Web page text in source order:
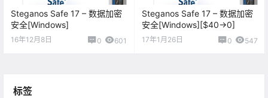
Steganos Safe 17 – 数据加密
安全[Windows]
16年12月8日 0 601
Steganos Safe 17 – 数据加密
安全[Windows][$40→0]
17年1月26日 0 547
标签